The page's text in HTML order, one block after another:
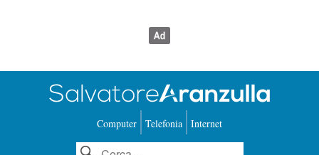
Computer Telefonia Internet